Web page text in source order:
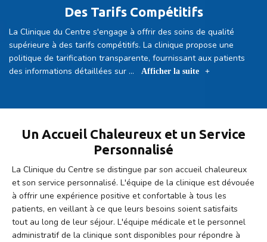
Des Tarifs Compétitifs
La Clinique du Centre s'engage à offrir des soins de qualité
supérieure à des tarifs compétitifs. La clinique propose une
politique de tarification transparente, fournissant aux patients
des informations détaillées sur ... Afficher la suite
Un Accueil Chaleureux et un Service
Personnalisé
La Clinique du Centre se distingue par son accueil chaleureux
et son service personnalisé. L'équipe de la clinique est dévouée
à offrir une expérience positive et confortable à tous les
patients, en veillant à ce que leurs besoins soient satisfaits
tout au long de leur séjour. L'équipe médicale et le personnel
administratif de la clinique sont disponibles pour répondre à